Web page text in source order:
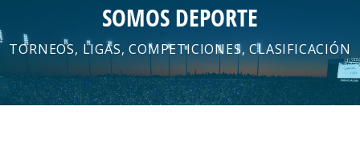
SOMOS DEPORTE
TORNEOS, LIGAS, COMPETICIONES, CLASIFICACIÓN